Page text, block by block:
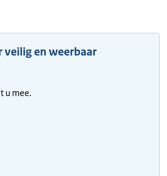
veilig en weerbaar
u mee.